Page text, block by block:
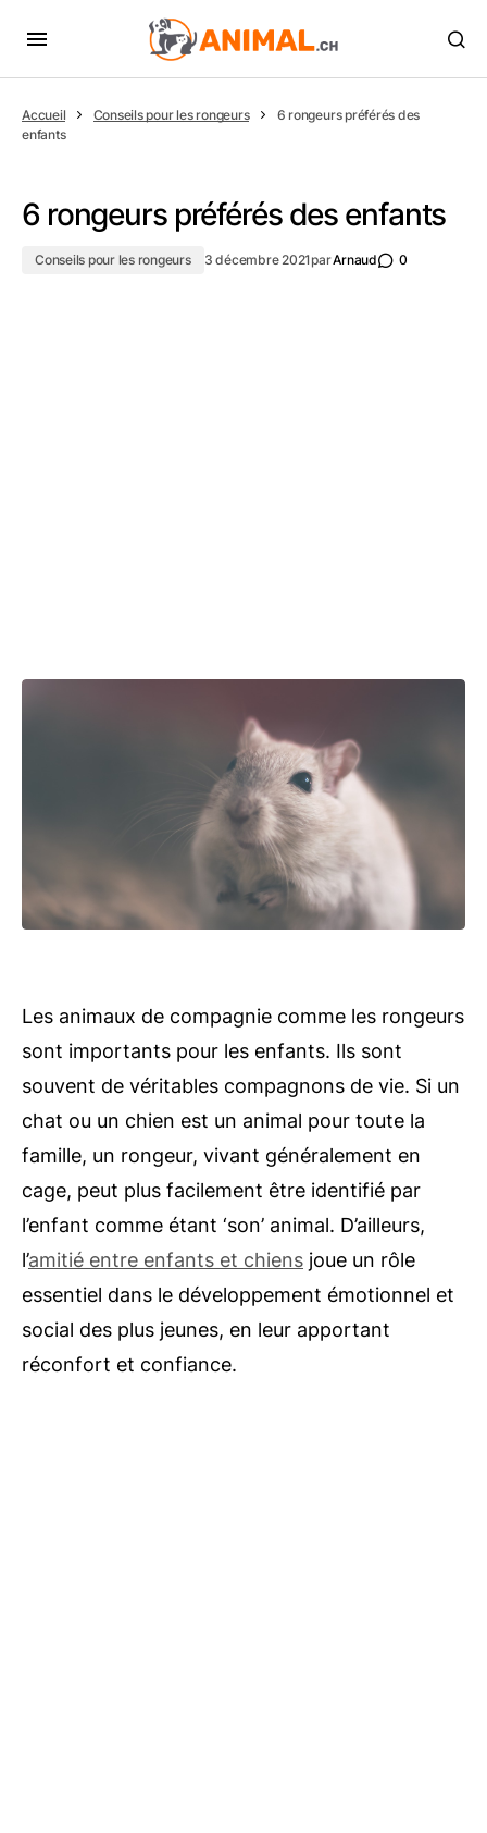
Accueil Conseils pour les rongeurs
6 rongeurs préférés des
enfants
6 rongeurs préférés des enfants
Conseils pour les rongeurs 3 décembre 2021parArnaud 0
Les animaux de compagnie comme les rongeurs
sont importants pour les enfants. Ils sont
souvent de véritables compagnons de vie. Si un
chat ou un chien est un animal pour toute la
famille, un rongeur, vivant généralement en
cage, peut plus facilement être identifié par
l’enfant comme étant ‘son’ animal. D’ailleurs,
l’amitié entre enfants et chiens joue un rôle
essentiel dans le développement émotionnel et
social des plus jeunes, en leur apportant
réconfort et confiance.